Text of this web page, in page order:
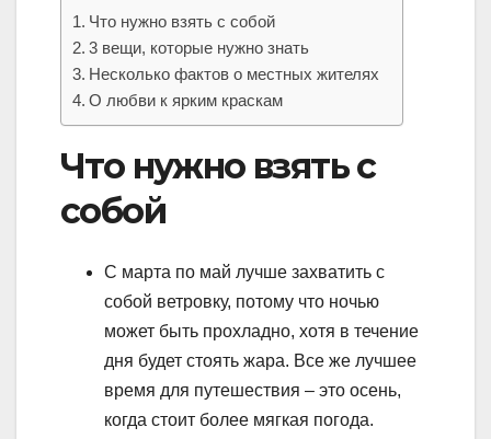
Что нужно взять с собой
3 вещи, которые нужно знать
Несколько фактов о местных жителях
О любви к ярким краскам
Что нужно взять с
собой
С марта по май лучше захватить с
собой ветровку, потому что ночью
может быть прохладно, хотя в течение
дня будет стоять жара. Все же лучшее
время для путешествия – это осень,
когда стоит более мягкая погода.